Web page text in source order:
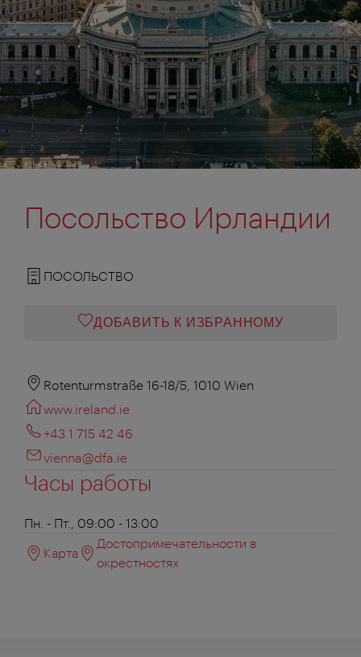
Посольство Ирландии
ПОСОЛЬСТВО
ДОБАВИТЬ К ИЗБРАННОМУ
Rotenturmstraße 16-18/5, 1010 Wien
www.ireland.ie
+43 1 715 42 46
vienna@dfa.ie
Часы работы
Пн. - Пт., 09:00 - 13:00
Карта
Достопримечательности в
окрестностях